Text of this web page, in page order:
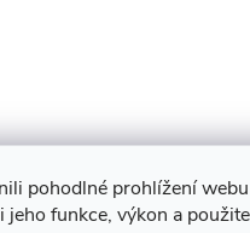
pohodlné prohlížení
funkce, výkon a